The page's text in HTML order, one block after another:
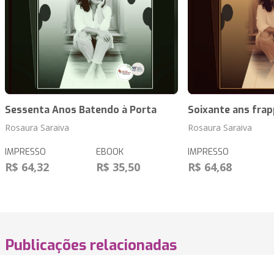
Sessenta Anos Batendo à Porta
Rosaura Saraiva
IMPRESSO
R$ 64,32
EBOOK
R$ 35,50
Soixante ans
Rosaura Saraiva
IMPRESSO
R$ 64,68
Publicações relacionadas